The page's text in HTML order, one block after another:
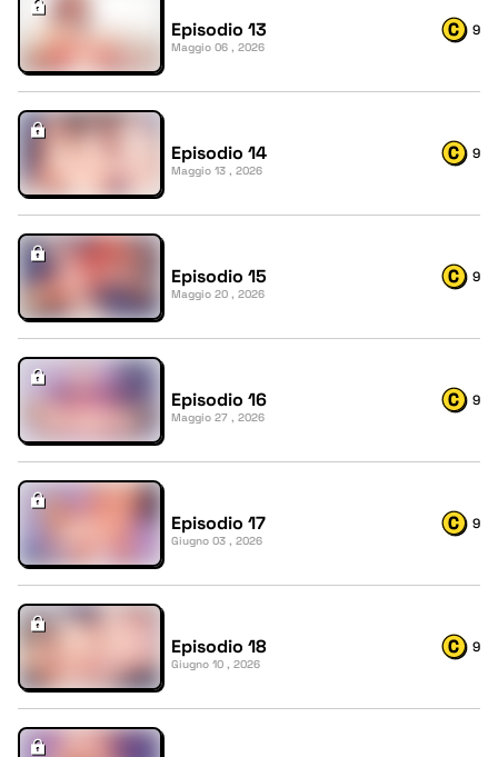
Episodio 13
Maggio 06 , 2026
9
Episodio 14
Maggio 13 , 2026
9
Episodio 15
Maggio 20 , 2026
9
Episodio 16
Maggio 27 , 2026
9
Episodio 17
Giugno 03 , 2026
9
Episodio 18
Giugno 10 , 2026
9